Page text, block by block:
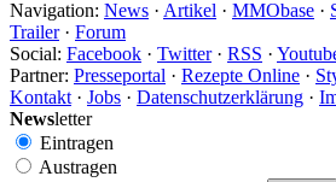
Navigation: News · Artikel · MMObase ·
Trailer· Forum
Social: Facebook · Twitter· RSS ·
Partner: Presseportal · Rezepte Online ·
Kontakt · Jobs · Datenschutzerklärung ·
Newsletter
Eintragen
Austragen